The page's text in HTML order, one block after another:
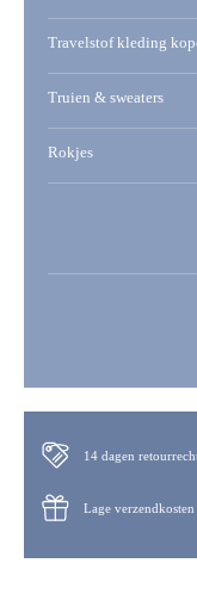
Travelstof kleding
Truien & sweaters
Rokjes
14 dagen
Lage verzendkosten